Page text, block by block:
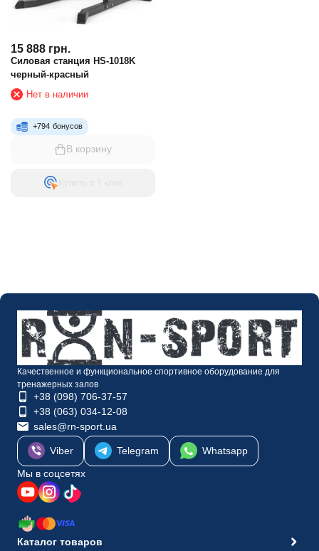
15 888 грн.
Силовая станция HS-1018K
черный-красный
Нет в наличии
+794 бонусов
В корзину
Купить в 1 клик
Качественное и функциональное спортивное оборудование для
тренажерных залов
+38 (098) 706-37-57
+38 (063) 034-12-08
sales@rn-sport.ua
Viber Telegram
Whatsapp
Мы в соцсетях
Каталог товаров